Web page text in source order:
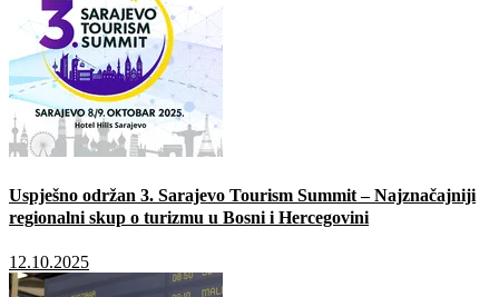
Uspješno održan 3. Sarajevo Tourism Summit – Najznačajniji
regionalni skup o turizmu u Bosni i Hercegovini
12.10.2025